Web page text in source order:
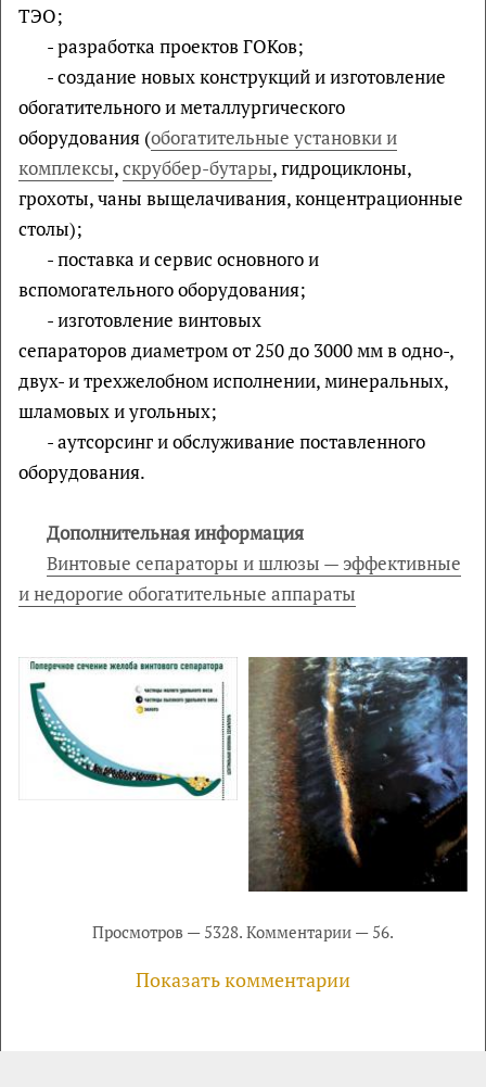
ТЭО;
- разработка проектов ГОКов;
- создание новых конструкций и изготовление
обогатительного и металлургического
оборудования (обогатительные установки и
комплексы,скруббер-бутары, гидроциклоны,
грохоты, чаны выщелачивания, концентрационные
столы);
- поставка и сервис основного и
вспомогательного оборудования;
- изготовление винтовых
сепараторов диаметром от 250 до 3000 мм в одно-,
двух- и трехжелобном исполнении, минеральных,
шламовых и угольных;
- аутсорсинг и обслуживание поставленного
оборудования.
Дополнительная информация
Винтовые сепараторы и шлюзы — эффективные
и недорогие обогатительные аппараты
Просмотров — 5328. Комментарии — 56.
Показать комментарии